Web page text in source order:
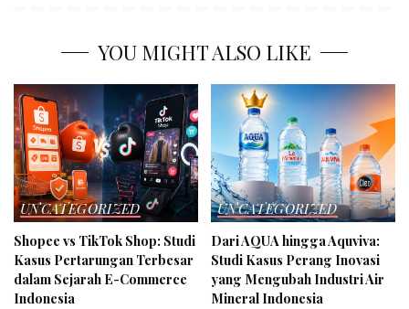
YOU MIGHT ALSO LIKE
UNCATEGORIZED
Shopee vs TikTok Shop: Studi
Kasus Pertarungan Terbesar
dalam Sejarah E-Commerce
Indonesia
UNCATEGORIZED
Dari AQUA hingga Aquviva:
Studi Kasus Perang Inovasi
yang Mengubah Industri Air
Mineral Indonesia